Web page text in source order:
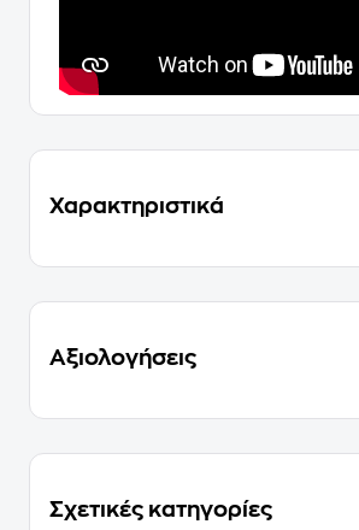
Χαρακτηριστικά
Αξιολογήσεις
Σχετικές κατηγορίες